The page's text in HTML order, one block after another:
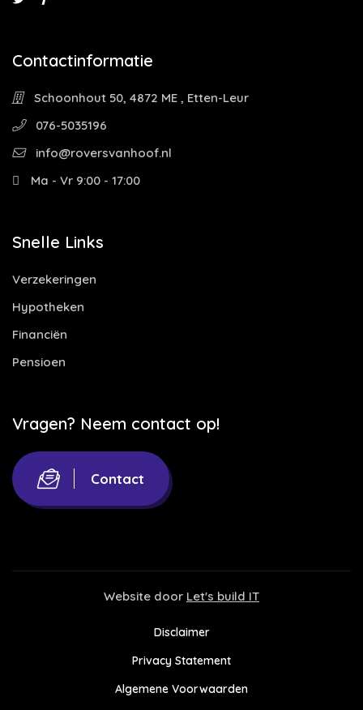
Contactinformatie
Schoonhout 50, 4872 ME , Etten-Leur
076-5035196
info@roversvanhoof.nl
Ma - Vr 9:00 - 17:00
Snelle Links
Verzekeringen
Hypotheken
Financiën
Pensioen
Vragen? Neem contact op!
Contact
Website door Let's build IT
Disclaimer
Privacy Statement
Algemene Voorwaarden